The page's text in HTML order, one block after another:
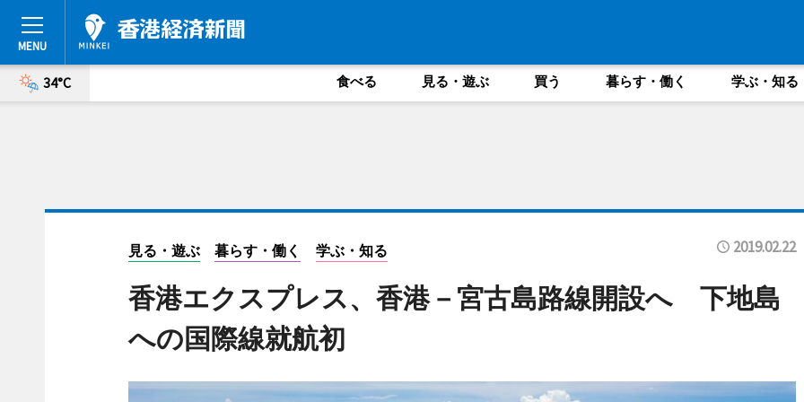
34°C 食べる 見る・遊ぶ 買う 暮らす・働く 学ぶ・知る
見る・遊ぶ 暮らす・働く 学ぶ・知る 2019.02.22
香港エクスプレス、香港－宮古島路線開設へ 下地島
への国際線就航初